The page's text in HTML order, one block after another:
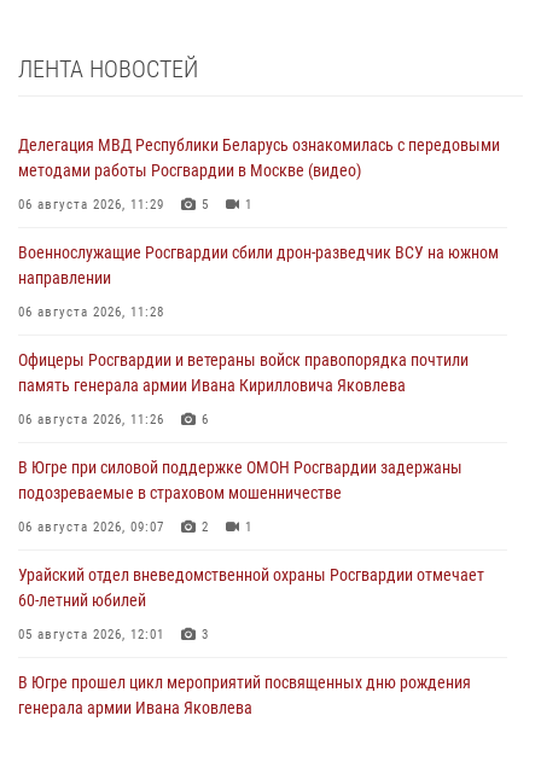
ЛЕНТА НОВОСТЕЙ
Делегация МВД Республики Беларусь ознакомилась с передовыми
методами работы Росгвардии в Москве (видео)
06 августа 2026, 11:29 5 1
Военнослужащие Росгвардии сбили дрон-разведчик ВСУ на южном
направлении
06 августа 2026, 11:28
Офицеры Росгвардии и ветераны войск правопорядка почтили
память генерала армии Ивана Кирилловича Яковлева
06 августа 2026, 11:26 6
В Югре при силовой поддержке ОМОН Росгвардии задержаны
подозреваемые в страховом мошенничестве
06 августа 2026, 09:07 2 1
Урайский отдел вневедомственной охраны Росгвардии отмечает
60-летний юбилей
05 августа 2026, 12:01 3
В Югре прошел цикл мероприятий посвященных дню рождения
генерала армии Ивана Яковлева